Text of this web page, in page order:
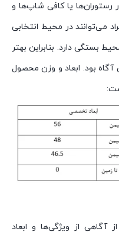
رستوران‌ها یا کافی شاپ‌ها و
می‌توانند در محیط انتخابی
بستگی دارد. بنابراین بهتر
آگاه بود. ابعاد و وزن محصول
آگاهی از ویژگی‌ها و ابعاد